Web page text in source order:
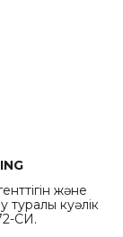
және
туралы куәлік
СИ.